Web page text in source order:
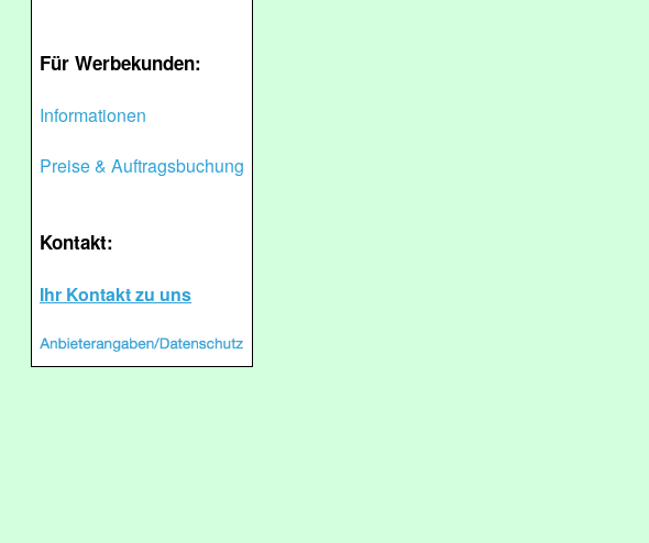
Für Werbekunden:
Informationen
Preise & Auftragsbuchung
Kontakt:
Ihr Kontakt zu uns